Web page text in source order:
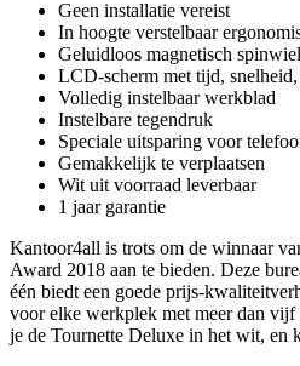
Geen installatie vereist
In hoogte verstelbaar
Geluidloos magnetisch spinwiel
LCD-scherm met tijd, snelheid,
Volledig instelbaar werkblad
Instelbare tegendruk
Speciale uitsparing voor
Gemakkelijk te verplaatsen
Wit uit voorraad leverbaar
1 jaar garantie
Kantoor4all is trots om de winnaar
Award 2018 aan te bieden. Deze
één biedt een goede prijs-
voor elke werkplek met meer dan
je de Tournette Deluxe in het wit, en